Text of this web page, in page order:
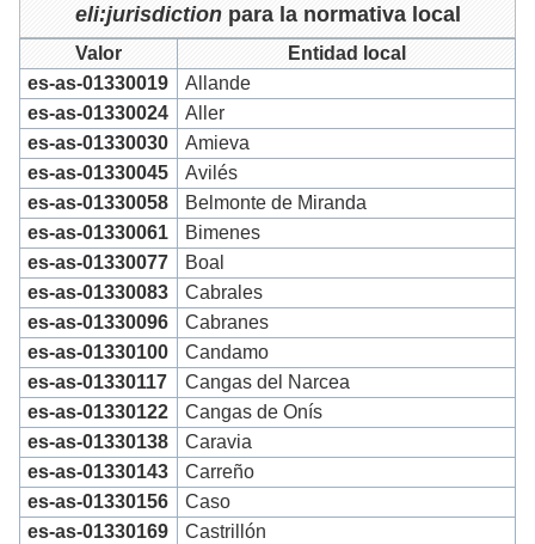
eli:jurisdictionpara la normativa local
Valor
Entidad local
es-as-01330019
Allande
es-as-01330024
Aller
es-as-01330030
Amieva
es-as-01330045
Avilés
es-as-01330058
Belmonte de Miranda
es-as-01330061
Bimenes
es-as-01330077
Boal
es-as-01330083
Cabrales
es-as-01330096
Cabranes
es-as-01330100
Candamo
es-as-01330117
Cangas del Narcea
es-as-01330122
Cangas de Onís
es-as-01330138
Caravia
es-as-01330143
Carreño
es-as-01330156
Caso
es-as-01330169
Castrillón